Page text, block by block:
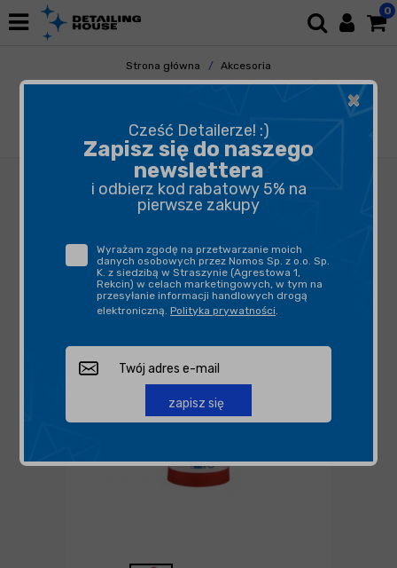
0
Strona główna
Akcesoria
Pozostałe Akcesoria
KWAZAR Mercury 360 Pro Czerwony 500ml -
opryskiwacz
×
Cześć Detailerze! :)
Zapisz się do naszego
newslettera
i odbierz kod rabatowy 5% na
pierwsze zakupy
Wyrażam zgodę na przetwarzanie moich
danych osobowych przez Nomos Sp. z o.o. Sp.
K. z siedzibą w Straszynie (Agrestowa 1,
Rekcin) w celach marketingowych, w tym na
przesyłanie informacji handlowych drogą
elektroniczną. Polityka prywatności.
zapisz się